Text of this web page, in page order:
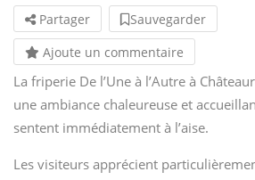
Partager
Sauvegarder
Ajoute un commentaire
La friperie De l’Une à l’Autre à
une ambiance chaleureuse et
sentent immédiatement à l’aise.
Les visiteurs apprécient